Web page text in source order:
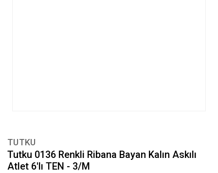
TUTKU
Tutku 0136 Renkli Ribana Bayan Kalın Askılı
Atlet 6'lı TEN - 3/M